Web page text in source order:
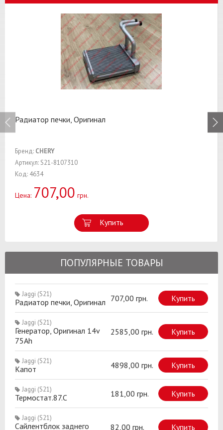
Радиатор печки, Оригинал
Бренд: CHERY
Артикул: S21-8107310
Код: 4634
Цена: 707,00 грн.
Купить
ПОПУЛЯРНЫЕ ТОВАРЫ
Jaggi (S21)
Радиатор печки, Оригинал 707,00 грн. Купить
Jaggi (S21)
Генератор, Оригинал 14v
75Ah
2585,00 грн. Купить
Jaggi (S21)
Капот 4898,00 грн. Купить
Jaggi (S21)
Термостат.87.C 181,00 грн. Купить
Jaggi (S21)
Сайлентблок заднего 82,00 грн. Купить